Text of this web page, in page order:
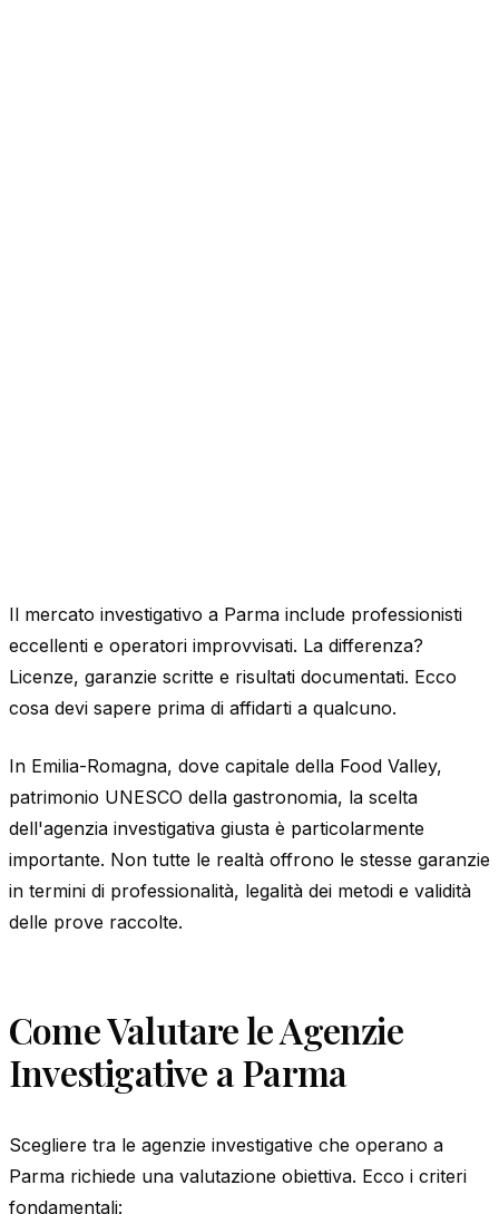
Il mercato investigativo a Parma include professionisti
eccellenti e operatori improvvisati. La differenza?
Licenze, garanzie scritte e risultati documentati. Ecco
cosa devi sapere prima di affidarti a qualcuno.
In Emilia-Romagna, dove capitale della Food Valley,
patrimonio UNESCO della gastronomia, la scelta
dell'agenzia investigativa giusta è particolarmente
importante. Non tutte le realtà offrono le stesse garanzie
in termini di professionalità, legalità dei metodi e validità
delle prove raccolte.
Come Valutare le Agenzie
Investigative a Parma
Scegliere tra le agenzie investigative che operano a
Parma richiede una valutazione obiettiva. Ecco i criteri
fondamentali: